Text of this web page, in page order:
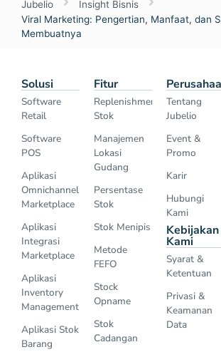
Jubelio
Insight Bisnis
Viral Marketing: Pengertian, Manfaat, dan
Membuatnya
Solusi
Software
Retail
Software
POS
Aplikasi
Omnichannel
Marketplace
Aplikasi
Integrasi
Marketplace
Aplikasi
Inventory
Management
Aplikasi Stok
Barang
Fitur
Replenishment
Stok
Manajemen
Lokasi
Gudang
Persentase
Stok
Stok Menipis
Metode
FEFO
Stock
Opname
Stok
Cadangan
Tentang
Jubelio
Event &
Promo
Karir
Hubungi
Kami
Kebijakan
Kami
Syarat &
Ketentuan
Privasi &
Keamanan
Data